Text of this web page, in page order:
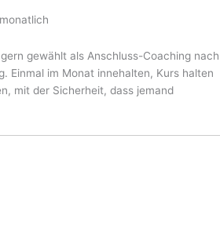
gewählt als Anschluss-Coaching nach
Einmal im Monat innehalten, Kurs halten
mit der Sicherheit, dass jemand